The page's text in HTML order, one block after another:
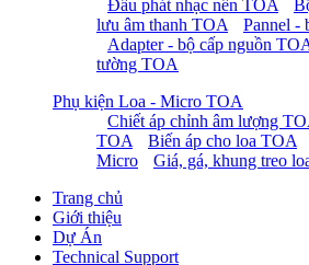
Đầu phát nhạc nền TOA
lưu âm thanh TOA
Pannel -
Adapter - bộ cấp nguồn
tường TOA
Phụ kiện Loa - Micro TOA
Chiết áp chỉnh âm lượng
TOA
Biến áp cho loa TOA
Micro
Giá, gá, khung treo
Trang chủ
Giới thiệu
Dự Án
Technical Support